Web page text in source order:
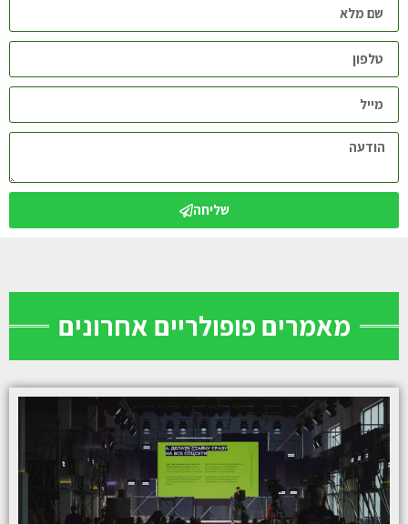
שליחה
מאמרים פופולריים אחרונים